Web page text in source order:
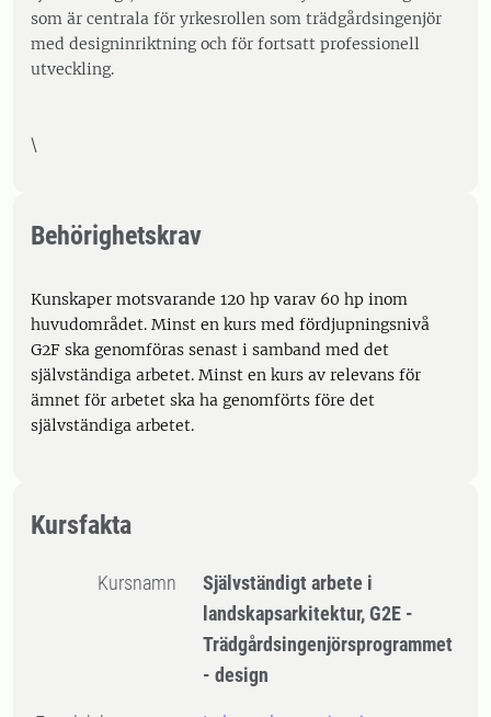
som är centrala för yrkesrollen som trädgårdsingenjör
med designinriktning och för fortsatt professionell
utveckling.
\
Behörighetskrav
Kunskaper motsvarande 120 hp varav 60 hp inom
huvudområdet. Minst en kurs med fördjupningsnivå
G2F ska genomföras senast i samband med det
självständiga arbetet. Minst en kurs av relevans för
ämnet för arbetet ska ha genomförts före det
självständiga arbetet.
Kursfakta
Kursnamn
Självständigt arbete i
landskapsarkitektur, G2E -
Trädgårdsingenjörsprogrammet
- design